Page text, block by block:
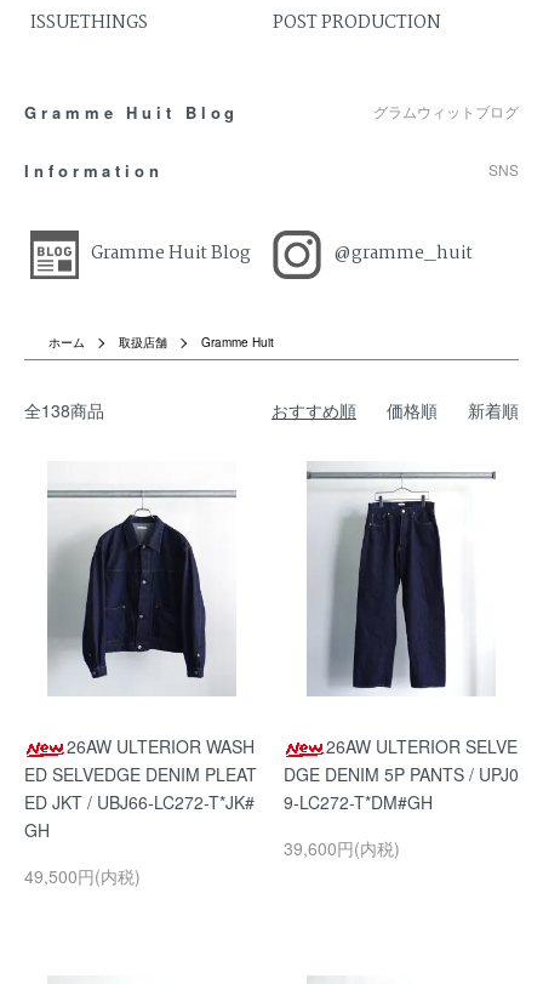
ISSUETHINGS POST PRODUCTION
Gramme Huit Blog グラムウィットブログ
Information SNS
Gramme Huit Blog @gramme_huit
ホーム 取扱店舗 Gramme Huit
全138商品 おすすめ順 価格順 新着順
26AW ULTERIOR WASH
ED SELVEDGE DENIM PLEAT
ED JKT / UBJ66-LC272-T*JK#
GH
49,500円(内税)
26AW ULTERIOR SELVE
DGE DENIM 5P PANTS / UPJ0
9-LC272-T*DM#GH
39,600円(内税)